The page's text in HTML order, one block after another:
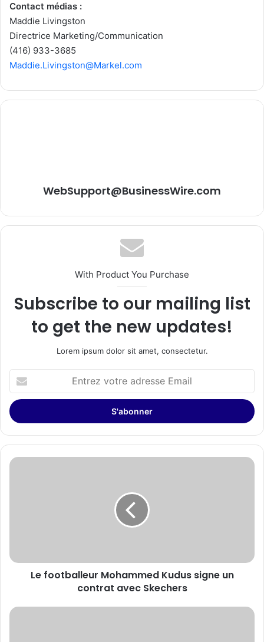
Contact médias :
Maddie Livingston
Directrice Marketing/Communication
(416) 933-3685
Maddie.Livingston@Markel.com
WebSupport@BusinessWire.com
With Product You Purchase
Subscribe to our mailing list
to get the new updates!
Lorem ipsum dolor sit amet, consectetur.
votre
adresse
Email
Le
Skechers
Le footballeur Mohammed Kudus signe un
contrat avec Skechers
Rubicon